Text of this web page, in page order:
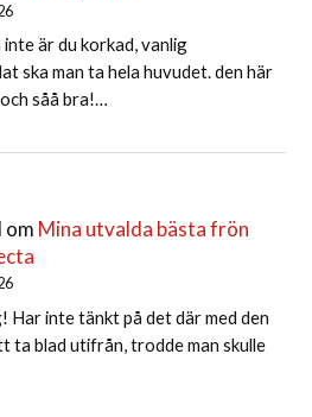
inte är du korkad, vanlig
ska man ta hela huvudet. den här
såå bra!…
om Mina utvalda bästa frön
Har inte tänkt på det där med den
ta blad utifrån, trodde man skulle